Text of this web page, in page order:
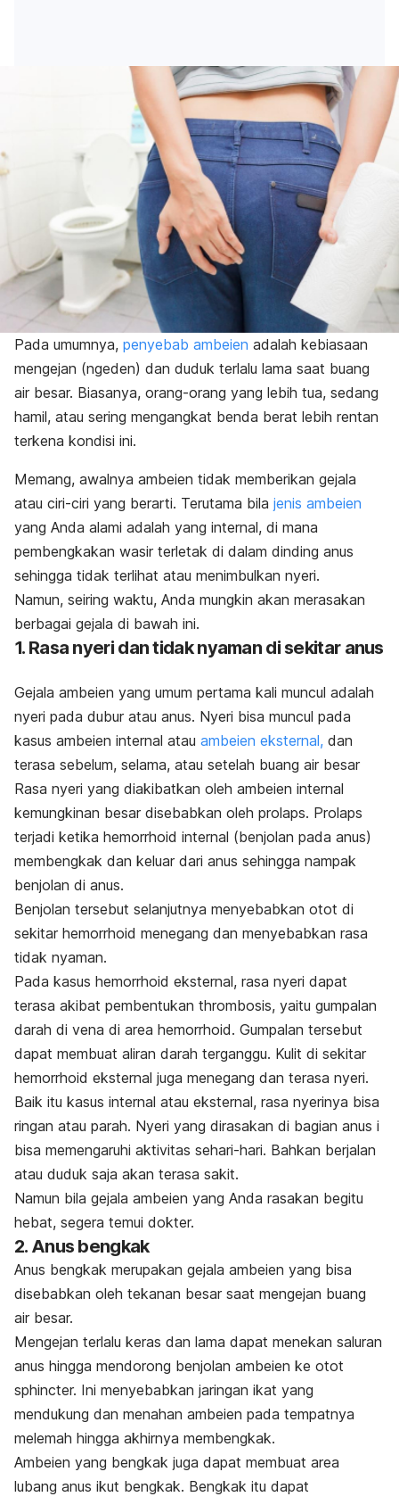
Pada umumnya, penyebab ambeien adalah kebiasaan
mengejan (ngeden) dan duduk terlalu lama saat buang
air besar. Biasanya, orang-orang yang lebih tua, sedang
hamil, atau sering mengangkat benda berat lebih rentan
terkena kondisi ini.
Memang, awalnya ambeien tidak memberikan gejala
atau ciri-ciri yang berarti. Terutama bila jenis ambeien
yang Anda alami adalah yang internal, di mana
pembengkakan wasir terletak di dalam dinding anus
sehingga tidak terlihat atau menimbulkan nyeri.
Namun, seiring waktu, Anda mungkin akan merasakan
berbagai gejala di bawah ini.
1. Rasa nyeri dan tidak nyaman di sekitar anus
Gejala ambeien yang umum pertama kali muncul adalah
nyeri pada dubur atau anus. Nyeri bisa muncul pada
kasus ambeien internal atau ambeien eksternal, dan
terasa sebelum, selama, atau setelah buang air besar
Rasa nyeri yang diakibatkan oleh ambeien internal
kemungkinan besar disebabkan oleh prolaps. Prolaps
terjadi ketika hemorrhoid internal (benjolan pada anus)
membengkak dan keluar dari anus sehingga nampak
benjolan di anus.
Benjolan tersebut selanjutnya menyebabkan otot di
sekitar hemorrhoid menegang dan menyebabkan rasa
tidak nyaman.
Pada kasus hemorrhoid eksternal, rasa nyeri dapat
terasa akibat pembentukan thrombosis, yaitu gumpalan
darah di vena di area hemorrhoid. Gumpalan tersebut
dapat membuat aliran darah terganggu. Kulit di sekitar
hemorrhoid eksternal juga menegang dan terasa nyeri.
Baik itu kasus internal atau eksternal, rasa nyerinya bisa
ringan atau parah. Nyeri yang dirasakan di bagian anus i
bisa memengaruhi aktivitas sehari-hari. Bahkan berjalan
atau duduk saja akan terasa sakit.
Namun bila gejala ambeien yang Anda rasakan begitu
hebat, segera temui dokter.
2. Anus bengkak
Anus bengkak merupakan gejala ambeien yang bisa
disebabkan oleh tekanan besar saat mengejan buang
air besar.
Mengejan terlalu keras dan lama dapat menekan saluran
anus hingga mendorong benjolan ambeien ke otot
sphincter. Ini menyebabkan jaringan ikat yang
mendukung dan menahan ambeien pada tempatnya
melemah hingga akhirnya membengkak.
Ambeien yang bengkak juga dapat membuat area
lubang anus ikut bengkak. Bengkak itu dapat